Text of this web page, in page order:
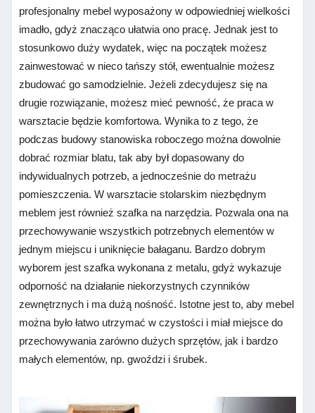
profesjonalny mebel wyposażony w odpowiedniej wielkości
imadło, gdyż znacząco ułatwia ono pracę. Jednak jest to
stosunkowo duży wydatek, więc na początek możesz
zainwestować w nieco tańszy stół, ewentualnie możesz
zbudować go samodzielnie. Jeżeli zdecydujesz się na
drugie rozwiązanie, możesz mieć pewność, że praca w
warsztacie będzie komfortowa. Wynika to z tego, że
podczas budowy stanowiska roboczego można dowolnie
dobrać rozmiar blatu, tak aby był dopasowany do
indywidualnych potrzeb, a jednocześnie do metrażu
pomieszczenia. W warsztacie stolarskim niezbędnym
meblem jest również szafka na narzędzia. Pozwala ona na
przechowywanie wszystkich potrzebnych elementów w
jednym miejscu i uniknięcie bałaganu. Bardzo dobrym
wyborem jest szafka wykonana z metalu, gdyż wykazuje
odporność na działanie niekorzystnych czynników
zewnętrznych i ma dużą nośność. Istotne jest to, aby mebel
można było łatwo utrzymać w czystości i miał miejsce do
przechowywania zarówno dużych sprzętów, jak i bardzo
małych elementów, np. gwoździ i śrubek.